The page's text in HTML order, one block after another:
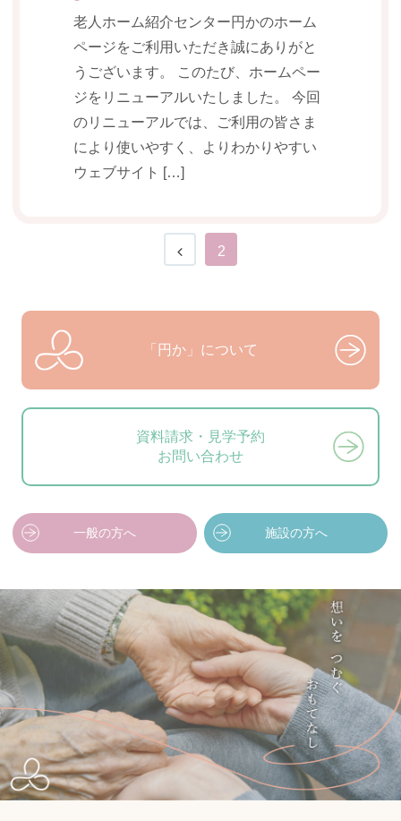
老人ホーム紹介センター円かのホーム
ページをご利用いただき誠にありがと
うございます。 このたび、ホームペー
ジをリニューアルいたしました。 今回
のリニューアルでは、ご利用の皆さま
により使いやすく、よりわかりやすい
ウェブサイト […]
2
「円か」について
資料請求・見学予約
お問い合わせ
一般の方へ 施設の方へ